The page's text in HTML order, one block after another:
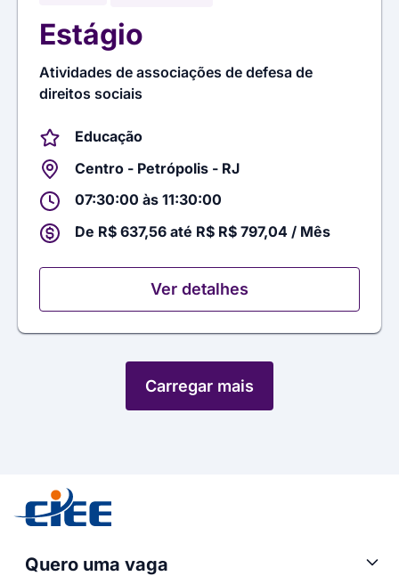
Estágio
Atividades de associações de defesa de
direitos sociais
Educação
Centro - Petrópolis - RJ
07:30:00 às 11:30:00
De R$ 637,56 até R$ R$ 797,04 / Mês
Ver detalhes
Carregar mais
Quero uma vaga